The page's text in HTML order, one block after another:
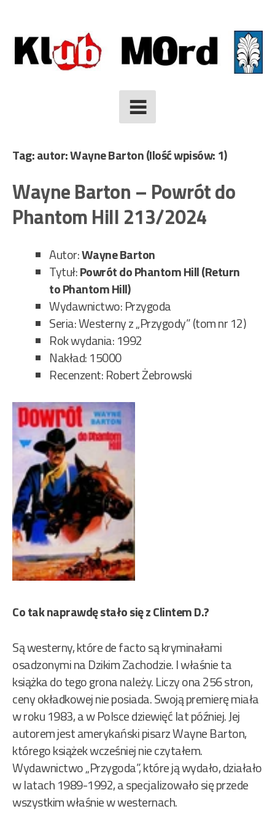
to
content
Tag: autor: Wayne Barton(Ilość wpisów: 1)
Wayne Barton – Powrót do
Phantom Hill 213/2024
Autor:Wayne Barton
Tytuł:Powrót do Phantom Hill (Return
to Phantom Hill)
Wydawnictwo: Przygoda
Seria: Westerny z „Przygody” (tom nr 12)
Rok wydania: 1992
Nakład: 15000
Recenzent: Robert Żebrowski
Co tak naprawdę stało się z Clintem D.?
Są westerny, które de facto są kryminałami
osadzonymi na Dzikim Zachodzie. I właśnie ta
książka do tego grona należy. Liczy ona 256 stron,
ceny okładkowej nie posiada. Swoją premierę miała
w roku 1983, a w Polsce dziewięć lat później. Jej
autorem jest amerykański pisarz Wayne Barton,
którego książek wcześniej nie czytałem.
Wydawnictwo „Przygoda”, które ją wydało, działało
w latach 1989-1992, a specjalizowało się przede
wszystkim właśnie w westernach.